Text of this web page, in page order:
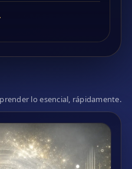
lo esencial, rápidamente.